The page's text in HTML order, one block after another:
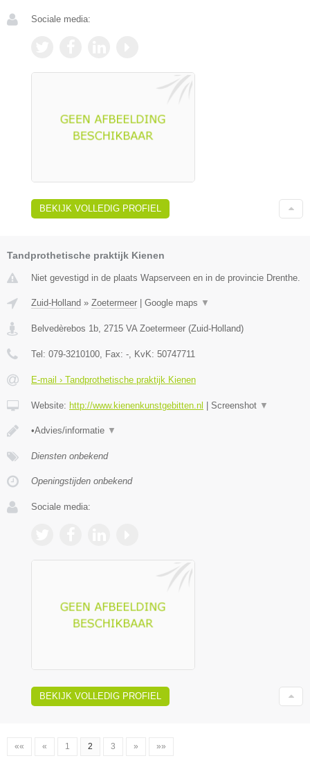
Sociale media:
BEKIJK VOLLEDIG PROFIEL
Tandprothetische praktijk Kienen
Niet gevestigd in de plaats Wapserveen en in de provincie Drenthe.
Zuid-Holland » Zoetermeer Google maps ▼
Belvedèrebos 1b 2715 VA Zoetermeer (Zuid-Holland)
Tel: 079-3210100 , Fax: - , KvK: 50747711
E-mail › Tandprothetische praktijk Kienen
Website: http://www.kienenkunstgebitten.nl Screenshot ▼
•Advies/informatie ▼
Diensten onbekend
Openingstijden onbekend
Sociale media:
BEKIJK VOLLEDIG PROFIEL
«« « 1 2 3 » »»